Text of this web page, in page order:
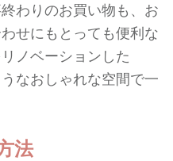
わりのお買い物も、お
せにもとっても便利な
リノベーション した
なおしゃれな空間で一
法